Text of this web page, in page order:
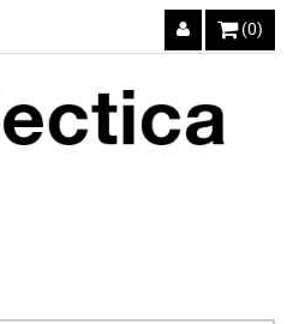
(0)